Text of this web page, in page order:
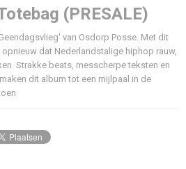
(PRESALE)
van Osdorp Posse. Met dit
dat Nederlandstalige hiphop rauw,
Strakke beats, messcherpe teksten en
dit album tot een mijlpaal in de